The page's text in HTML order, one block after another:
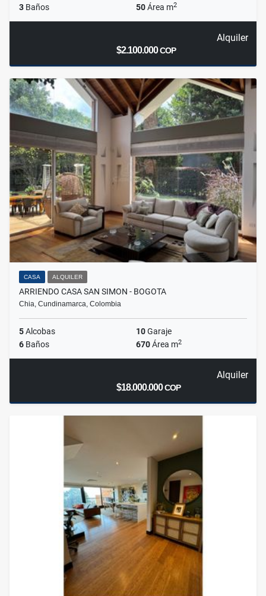
3 Baños 50Área m2
Alquiler
$2.100.000COP
CASA ALQUILER
ARRIENDO CASA SAN SIMON - BOGOTA
Chia, Cundinamarca, Colombia
5Alcobas 10Garaje
6 Baños 670Área m2
Alquiler
$18.000.000COP